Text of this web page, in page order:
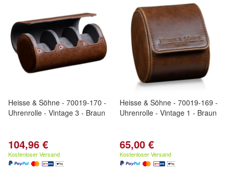
Heisse & Söhne - 70019-170 -
Uhrenrolle - Vintage 3 - Braun
104,96 €
Kostenloser Versand
Heisse & Söhne - 70019-169 -
Uhrenrolle - Vintage 1 - Braun
65,00 €
Kostenloser Versand